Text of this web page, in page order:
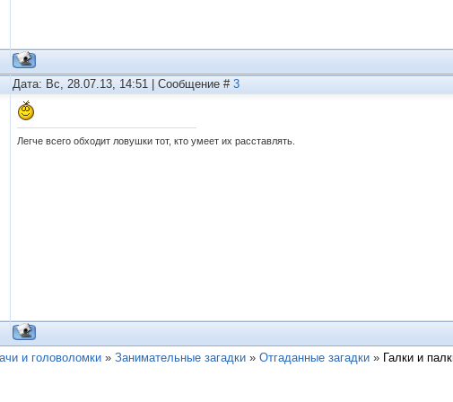
Дата: Вс, 28.07.13, 14:51 | Сообщение # 3
Легче всего обходит ловушки тот, кто умеет их расставлять.
и головоломки » Занимательные загадки » Отгаданные загадки » Галки и